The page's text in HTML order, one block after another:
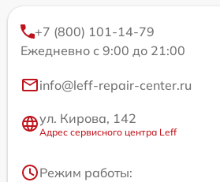
+7 (800) 101-14-79
Ежедневно с 9:00 до 21:00
info@leff-repair-center.ru
ул. Кирова, 142
Адрес сервисного центра Leff
Режим работы: